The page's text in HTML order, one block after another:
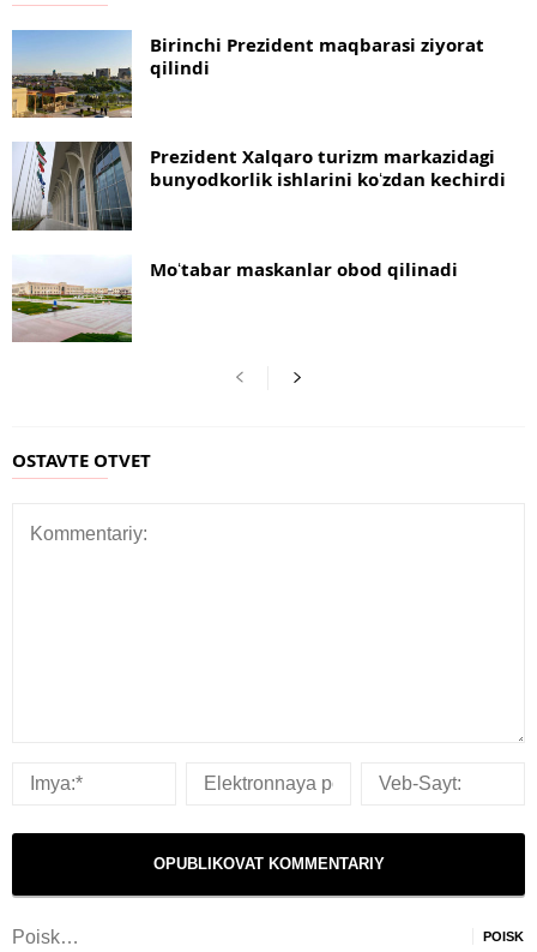
Birinchi Prezident maqbarasi ziyorat
qilindi
Prezident Xalqaro turizm markazidagi
bunyodkorlik ishlarini koʻzdan kechirdi
Moʻtabar maskanlar obod qilinadi
OSTAVTE OTVET
Nayti: